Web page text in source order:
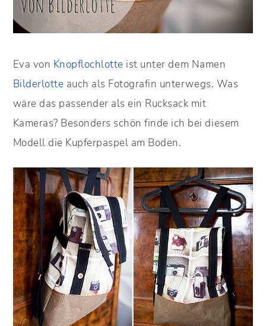
Eva von Knopflochlotte ist unter dem Namen
Bilderlotte auch als Fotografin unterwegs. Was
wäre das passender als ein Rucksack mit
Kameras? Besonders schön finde ich bei diesem
Modell die Kupferpaspel am Boden.